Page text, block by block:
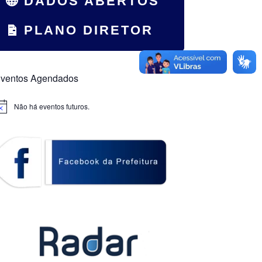
PLANO DIRETOR
Agendados
Não há eventos futuros.